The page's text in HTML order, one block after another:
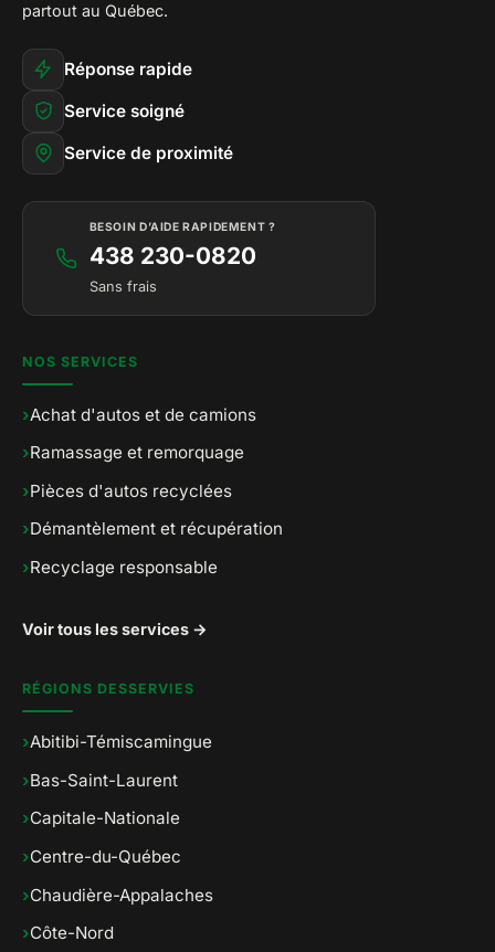
partout au Québec.
Réponse rapide
Service soigné
Service de proximité
BESOIN D’AIDE RAPIDEMENT ?
438 230-0820
Sans frais
NOS SERVICES
›Achat d'autos et de camions
›Ramassage et remorquage
›Pièces d'autos recyclées
›Démantèlement et récupération
›Recyclage responsable
Voir tous les services →
RÉGIONS DESSERVIES
›Abitibi-Témiscamingue
›Bas-Saint-Laurent
›Capitale-Nationale
›Centre-du-Québec
›Chaudière-Appalaches
›Côte-Nord